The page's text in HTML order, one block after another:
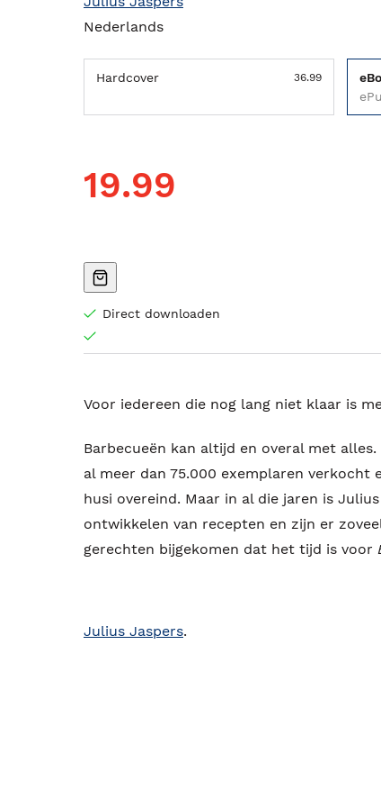
Nederlands
Hardcover 36.99
19.99
Direct downloaden
Voor iedereen die nog lang niet klaar is
Barbecueën kan altijd en overal met
al meer dan 75.000 exemplaren verkocht
husi overeind. Maar in al die jaren is
ontwikkelen van recepten en zijn er
gerechten bijgekomen dat het tijd is voor
Julius Jaspers.